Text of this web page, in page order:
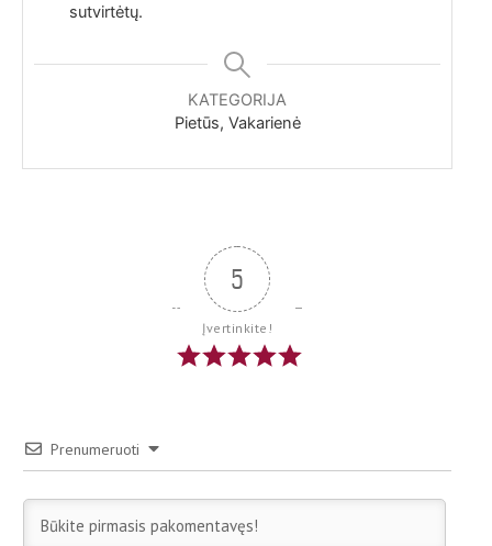
sutvirtėtų.
KATEGORIJA
Pietūs, Vakarienė
5
Įvertinkite!
Prenumeruoti